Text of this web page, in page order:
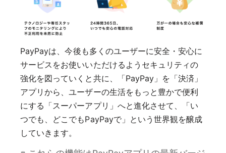
PayPayは、今後も多くのユーザーに安全・安心に
サービスをお使いいただけるようセキュリティの
強化を図っていくと共に、「PayPay」を「決済」
アプリから、ユーザーの生活をもっと豊かで便利
にする「スーパーアプリ」へと進化させて、「い
つでも、どこでもPayPayで」という世界観を醸成
していきます。